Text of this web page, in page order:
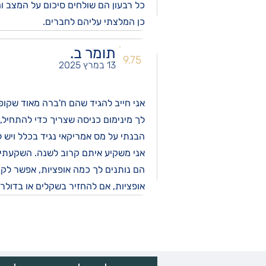
כל רבעון הם שולחים סיכום על המצב
כן המלצתי עליהם לחברים.
תומר ב.
13 במרץ 2025 9.75
אני חייב להגיד שהם ח'ברה מאוד
לך מינימום כניסה שצריך כדי
הבנתי על מס אמריקאי נגיד בכלל
אני משקיע איתם קרוב לשנה.
הם נותנים לך כמה אופציות, אפשר
אופציות, אם להחזיר בשקלים או